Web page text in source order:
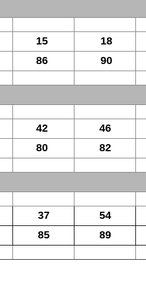
15 18
86 90
42 46
80 82
37 54
85 89